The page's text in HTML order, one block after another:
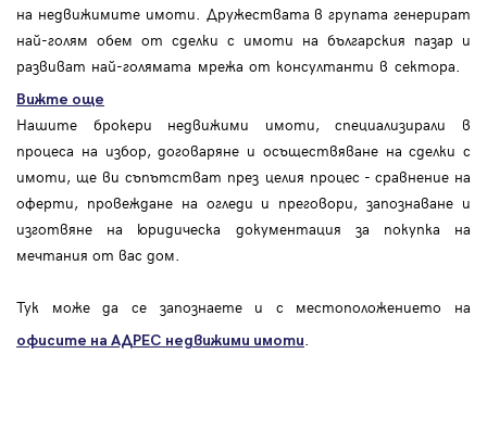
на недвижимите имоти. Дружествата в групата генерират
най-голям обем от сделки с имоти на българския пазар и
развиват най-голямата мрежа от консултанти в сектора.
Вижте още
Нашите брокери недвижими имоти, специализирали в
процеса на избор, договаряне и осъществяване на сделки с
имоти, ще ви съпътстват през целия процес - сравнение на
оферти, провеждане на огледи и преговори, запознаване и
изготвяне на юридическа документация за покупка на
мечтания от вас дом.
Тук може да се запознаете и с местоположението на
офисите на АДРЕС недвижими имоти.